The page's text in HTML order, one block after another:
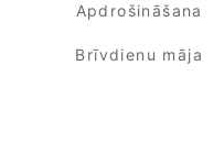
Apdrošināšana
Brīvdienu māja